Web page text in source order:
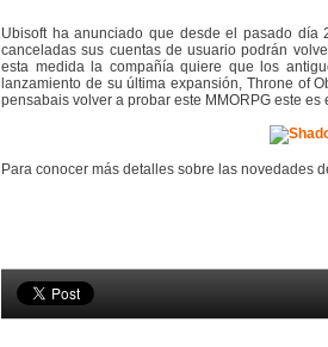
Ubisoft ha anunciado que desde el pasado
canceladas sus cuentas de usuario podrán
esta medida la compañía quiere que los
lanzamiento de su última expansión, Throne of
pensabais volver a probar este MMORPG este es
Para conocer más detalles sobre las novedades